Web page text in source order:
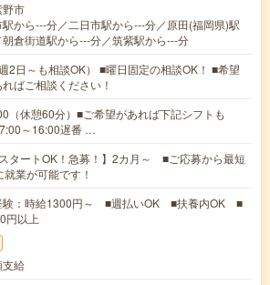
野市
から---分／二日市駅から---分／原田(福岡県)駅
倉街道駅から---分／筑紫駅から---分
2日～も相談OK） ■曜日固定の相談OK！ ■希望
ばご相談ください！
（休憩60分）■ご希望があれば下記シフトも
～16:00遅番 …
スタートOK！急募！】2カ月～ ■ご応募から最短
業が可能です！
験：時給1300円～ ■週払いOK ■扶養内OK ■
円以上
支給